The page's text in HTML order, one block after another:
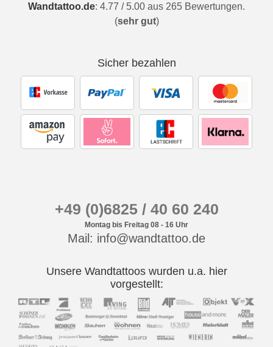
Wandtattoo.de: 4.77 / 5.00 aus 265 Bewertungen.
(sehr gut)
Sicher bezahlen
+49 (0)6825 / 40 60 240
Montag bis Freitag 08 - 16 Uhr
Mail: info@wandtattoo.de
Unsere Wandtattoos wurden u.a. hier
vorgestellt: